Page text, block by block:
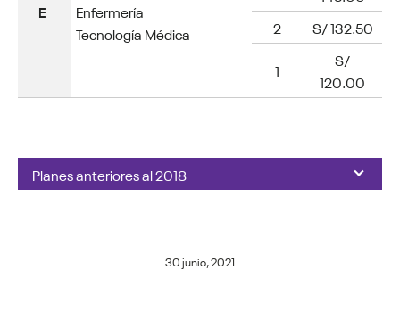
E
Enfermería
Tecnología Médica
2
S/ 132.50
1
S/
120.00
Planes anteriores al 2018
30 junio, 2021